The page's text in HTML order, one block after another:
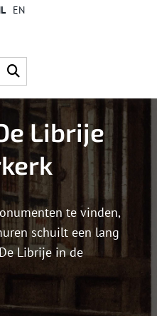
EN
Librije
te vinden,
schuilt een lang
Librije in de